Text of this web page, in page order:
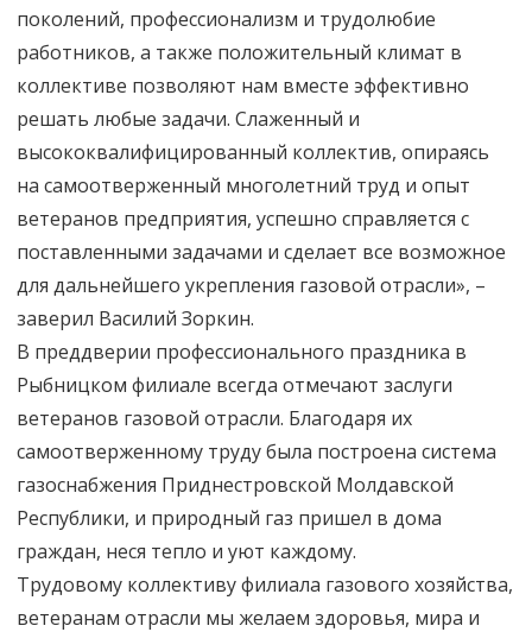
поколений, профессионализм и трудолюбие
работников, а также положительный климат в
коллективе позволяют нам вместе эффективно
решать любые задачи. Слаженный и
высококвалифицированный коллектив, опираясь
на самоотверженный многолетний труд и опыт
ветеранов предприятия, успешно справляется с
поставленными задачами и сделает все возможное
для дальнейшего укрепления газовой отрасли», –
заверил Василий Зоркин.
В преддверии профессионального праздника в
Рыбницком филиале всегда отмечают заслуги
ветеранов газовой отрасли. Благодаря их
самоотверженному труду была построена система
газоснабжения Приднестровской Молдавской
Республики, и природный газ пришел в дома
граждан, неся тепло и уют каждому.
Трудовому коллективу филиала газового хозяйства,
ветеранам отрасли мы желаем здоровья, мира и